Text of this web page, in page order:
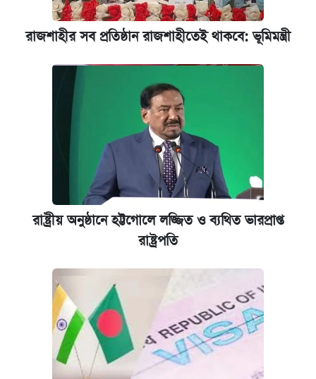
রাজশাহীর সব প্রতিষ্ঠান রাজশাহীতেই থাকবে: ভূমিমন্ত্রী
রাষ্ট্রীয় অনুষ্ঠানে হট্টগোলে লজ্জিত ও ব্যথিত ভারপ্রাপ্ত
রাষ্ট্রপতি